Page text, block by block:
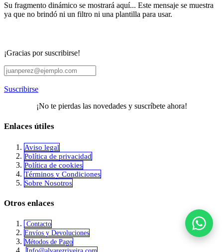
Su fragmento dinámico se mostrará aquí... Este mensaje se muestra
ya que no brindó ni un filtro ni una plantilla para usar.
¡Gracias por suscribirse!
Suscribirse
¡No te pierdas las novedades y suscríbete ahora!
Enlaces útiles
Aviso legal
Política de privacidad
​Política de cookies
Términos y Condiciones
Sobre Nosotros
Otros enlaces
Contacto
Envíos y Devoluciones
Métodos de Pago